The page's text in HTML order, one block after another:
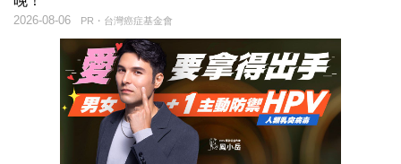
PR・台灣癌症基金會
2026-08-06